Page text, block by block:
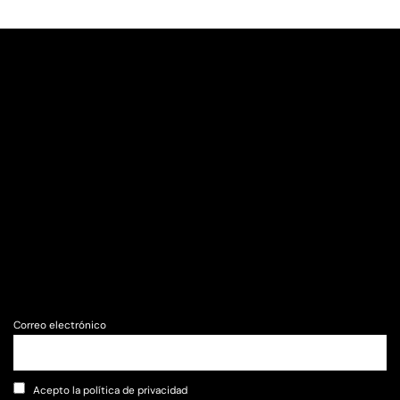
Correo electrónico
Acepto la política de privacidad